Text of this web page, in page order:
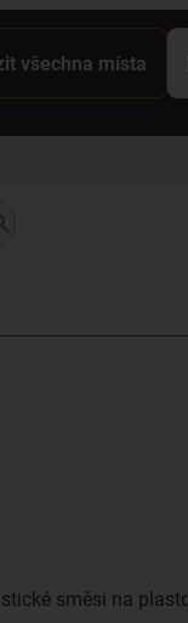
všechna místa
směsi na